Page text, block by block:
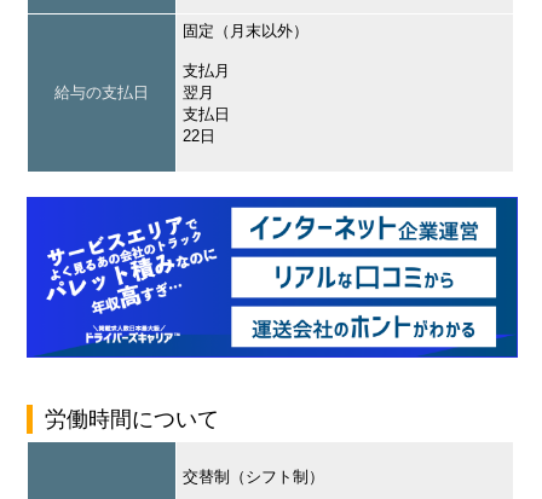
給与の支払日
固定（月末以外）
支払月
翌月
支払日
22日
労働時間について
交替制（シフト制）